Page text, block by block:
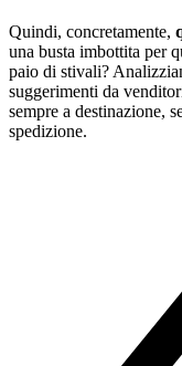
Quindi, concretamente,
una busta imbottita per
paio di stivali?
suggerimenti da
sempre a destinazione,
spedizione.